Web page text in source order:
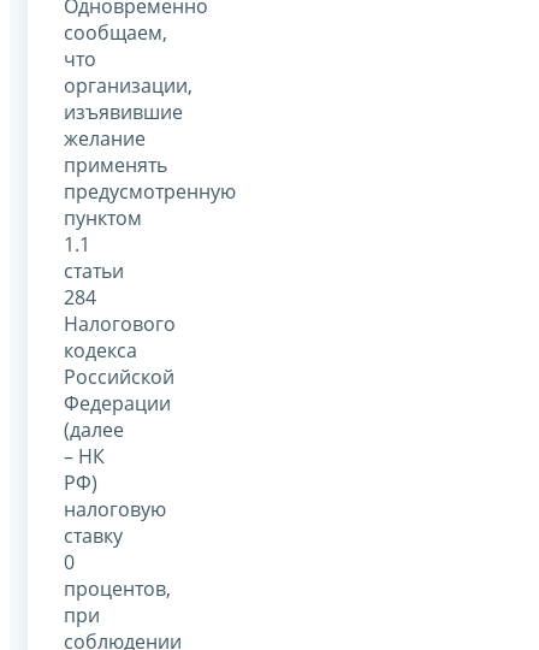
Одновременно
сообщаем,
что
организации,
изъявившие
желание
применять
предусмотренную
пунктом
1.1
статьи
284
Налогового
кодекса
Российской
Федерации
(далее
– НК
РФ)
налоговую
ставку
0
процентов,
при
соблюдении